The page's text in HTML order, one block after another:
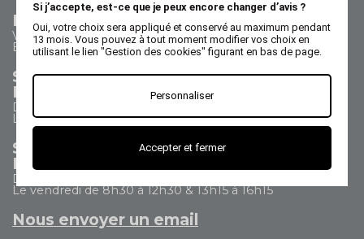
Nous contacter
Vos questions - nos réponses
Besoin d'aide ?
Service Commercial
Nous appeler au 02 47 73 38 38
Du lundi au jeudi de 8h30 à 17h30
Le vendredi de 8h30 à 17h
Service Après Vente
Nous appeler au 02 47 73 38 38
Du lundi au jeudi de 8h30 à 12h30 & 13h15 à 17h15
Le vendredi de 8h30 à 12h30 & 13h15 à 16h15
Nous envoyer un email
Si j’accepte, est-ce que je peux encore changer d’avis ?
Oui, votre choix sera appliqué et conservé au maximum pendant
13 mois. Vous pouvez à tout moment modifier vos choix en
utilisant le lien "Gestion des cookies" figurant en bas de page.
Personnaliser
Accepter et fermer